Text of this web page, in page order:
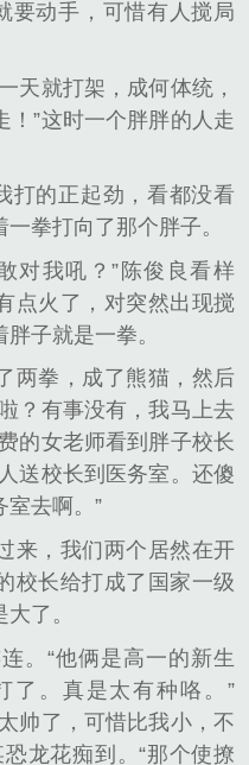
要动手，可惜有人搅局
天就打架，成何体统，
”这时一个胖胖的人走
打的正起劲，看都没看
拳打向了那个胖子。
对我吼？”陈俊良看样
点火了，对突然出现搅
子就是一拳。
两拳，成了熊猫，然后
？有事没有，我马上去
的女老师看到胖子校长
送校长到医务室。还傻
室去啊。”
来，我们两个居然在开
校长给打成了国家一级
了。
。“他俩是高一的新生
了。真是太有种咯。”
帅了，可惜比我小，不
龙花痴到。“那个使撩